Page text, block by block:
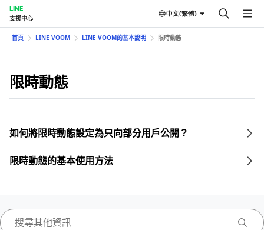
LINE
支援中心
中文(繁體)
首頁 LINE VOOM LINE VOOM的基本說明 限時動態
限時動態
如何將限時動態設定為只向部分用戶公開？
限時動態的基本使用方法